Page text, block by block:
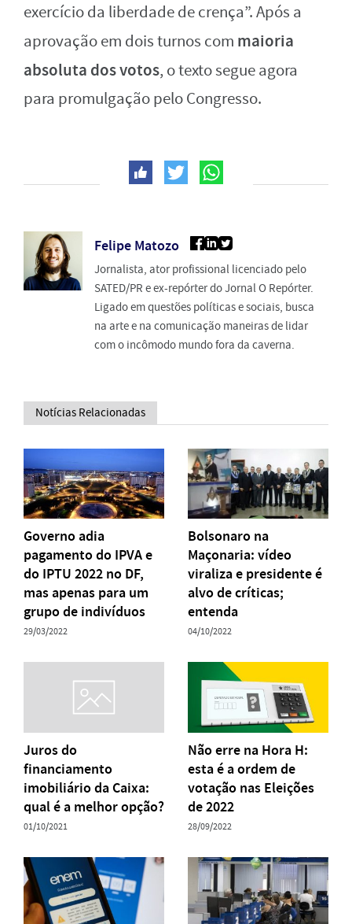
exercício da liberdade de crença”. Após a
aprovação em dois turnos com maioria
absoluta dos votos, o texto segue agora
para promulgação pelo Congresso.
Felipe Matozo
Jornalista, ator profissional licenciado pelo
SATED/PR e ex-repórter do Jornal O Repórter.
Ligado em questões políticas e sociais, busca
na arte e na comunicação maneiras de lidar
com o incômodo mundo fora da caverna.
Notícias Relacionadas
Governo adia
pagamento do IPVA e
do IPTU 2022 no DF,
mas apenas para um
grupo de indivíduos
29/03/2022
Bolsonaro na
Maçonaria: vídeo
viraliza e presidente é
alvo de críticas;
entenda
04/10/2022
Juros do
financiamento
imobiliário da Caixa:
qual é a melhor opção?
01/10/2021
Não erre na Hora H:
esta é a ordem de
votação nas Eleições
de 2022
28/09/2022